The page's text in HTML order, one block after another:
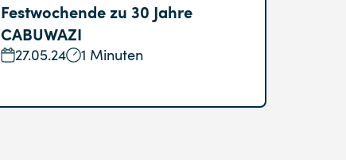
Festwochende zu 30 Jahre
CABUWAZI
27.05.24 1 Minuten